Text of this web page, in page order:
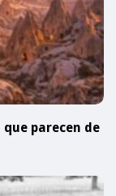
parecen de